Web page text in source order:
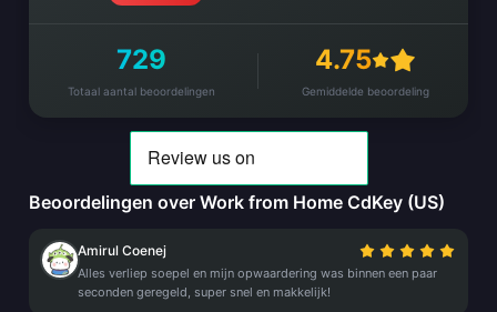
729
Totaal aantal beoordelingen
4.75
Gemiddelde beoordeling
Beoordelingen over Work from Home CdKey (US)
Amirul Coenej
Alles verliep soepel en mijn opwaardering was binnen een paar
seconden geregeld, super snel en makkelijk!